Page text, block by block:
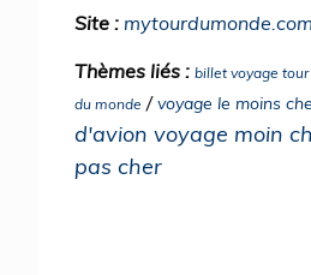
Site : mytourdumonde.com
Thèmes liés : billet voyage
du monde /voyage le moins
d'avion voyage moin
pas cher